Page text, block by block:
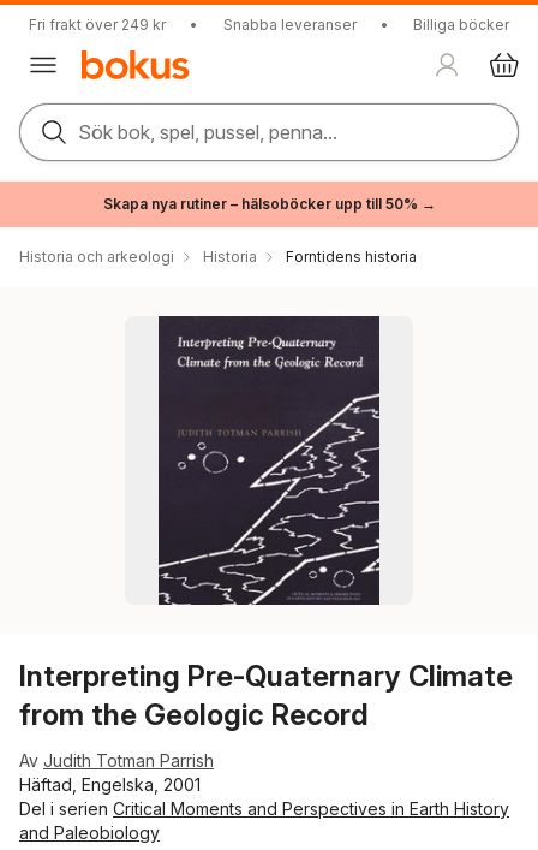
Fri frakt över 249 kr • Snabba leveranser • Billiga böcker
Sök bok, spel, pussel, penna...
Skapa nya rutiner – hälsoböcker upp till 50% →
Historia och arkeologi Historia Forntidens historia
Interpreting Pre-Quaternary Climate
from the Geologic Record
Av Judith Totman Parrish
Häftad, Engelska, 2001
Del i serien Critical Moments and Perspectives in Earth History
and Paleobiology